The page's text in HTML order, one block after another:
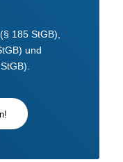
(§ 185 StGB),
und